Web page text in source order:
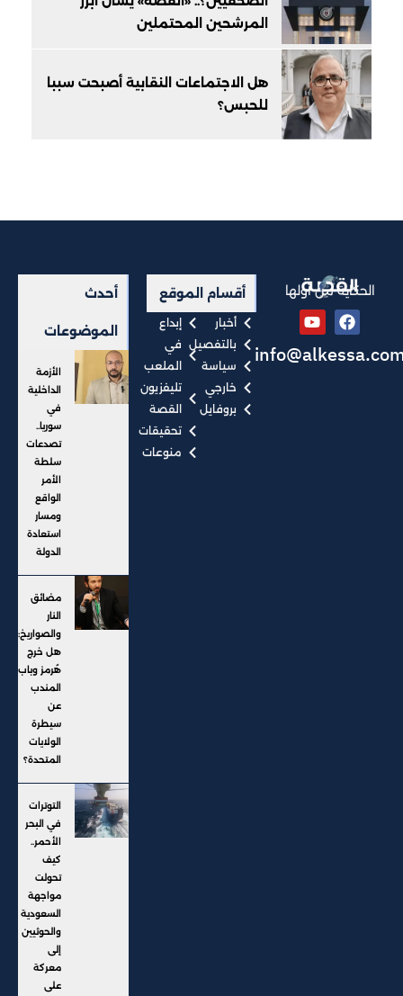
المرشحين المحتملين
هل الاجتماعات النقابية أصبحت سببا
للحبس؟
الحكاية من أولها أقسام الموقع
أخبار
بالتفصيل
سياسة
خارجي
بروفايل
إبداع
في
الملعب
تليفزيون
القصة
تحقيقات
منوعات
أحدث
الموضوعات
الأزمة
الداخلية
في
سوريا..
تصدعات
سلطة
الأمر
الواقع
ومسار
استعادة
الدولة
مضائق
النار
والصواريخ:
هل خرج
هُرمز وباب
المندب
عن
سيطرة
الولايات
المتحدة؟
التوترات
في البحر
الأحمر..
كيف
تحولت
مواجهة
السعودية
والحوثيين
إلى
معركة
على